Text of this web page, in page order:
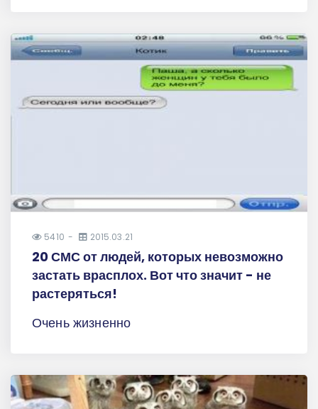
5410 2015.03.21
20 СМС от людей, которых невозможно
застать врасплох. Вот что значит - не
растеряться!
Очень жизненно